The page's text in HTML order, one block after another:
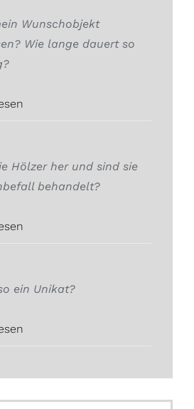
Wunschobjekt
Wie lange dauert so
Hölzer her und sind sie
behandelt?
ein Unikat?